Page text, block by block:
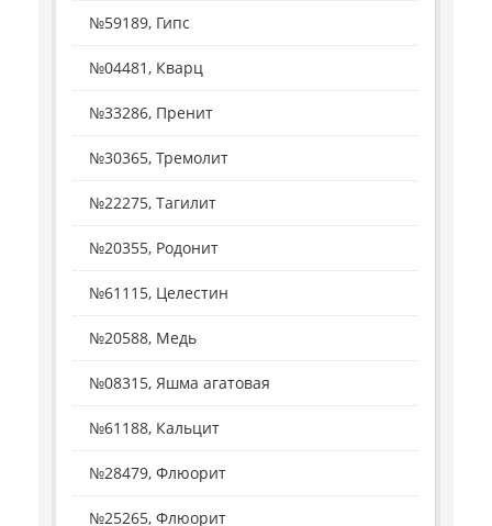
№59189, Гипс
№04481, Кварц
№33286, Пренит
№30365, Тремолит
№22275, Тагилит
№20355, Родонит
№61115, Целестин
№20588, Медь
№08315, Яшма агатовая
№61188, Кальцит
№28479, Флюорит
№25265, Флюорит